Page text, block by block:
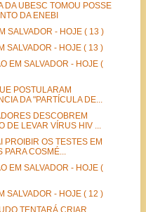
DA UBESC TOMOU POSSE
DA ENEBI
SALVADOR - HOJE ( 13 )
SALVADOR - HOJE ( 13 )
EM SALVADOR - HOJE (
POSTULARAM
DA "PARTÍCULA DE...
DESCOBREM
DE LEVAR VÍRUS HIV ...
PROIBIR OS TESTES EM
PARA COSMÉ...
EM SALVADOR - HOJE (
SALVADOR - HOJE ( 12 )